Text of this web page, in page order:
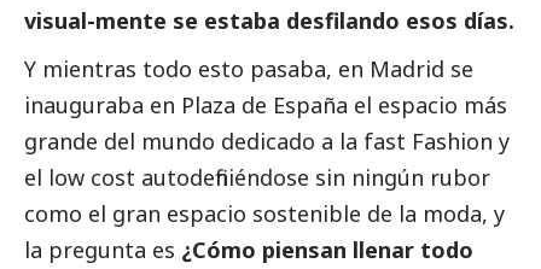
visual-mente se estaba desfilando esos días.
Y mientras todo esto pasaba, en Madrid se
inauguraba en Plaza de España el espacio más
grande del mundo dedicado a la fast Fashion y
el low cost autodefiniéndose sin ningún rubor
como el gran espacio sostenible de la moda, y
la pregunta es ¿Cómo piensan llenar todo